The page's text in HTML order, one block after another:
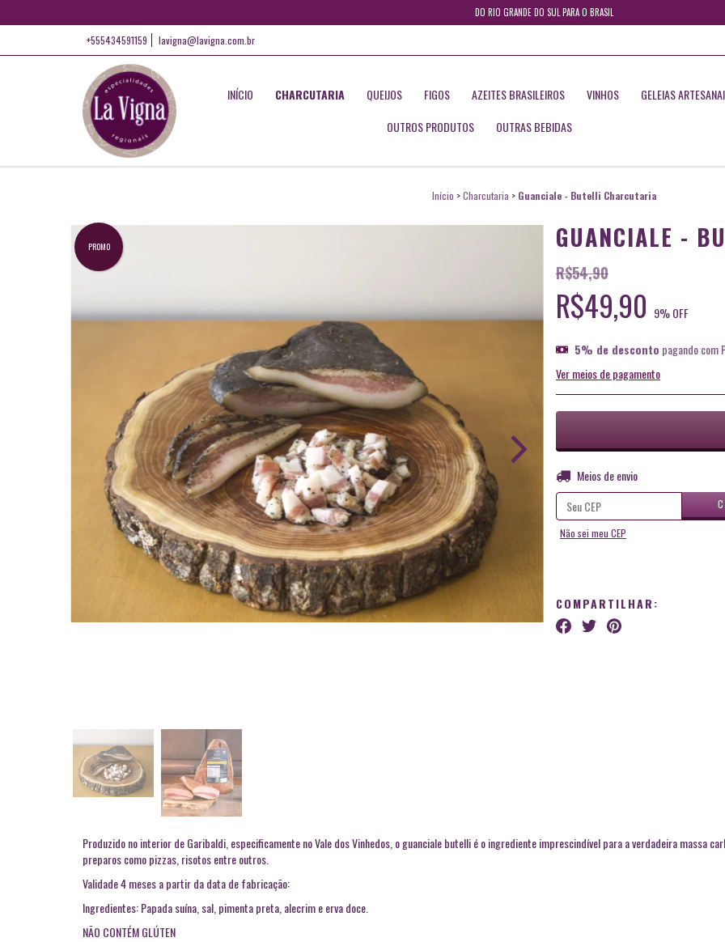
DO RIO GRANDE DO SUL PARA O BRASIL
+555434591159 lavigna@lavigna.com.br
INÍCIO CHARCUTARIA QUEIJOS FIGOS AZEITES BRASILEIROS VINHOS
GELEIAS
OUTROS PRODUTOS
OUTRAS BEBIDAS
Início > Charcutaria > Guanciale - Butelli Charcutaria
PROMO GUANCIALE -
R$54,90
R$49,90 9% OFF
5% de desconto pagando com
Ver meios de pagamento
Entregas para o CEP:
Meios de envio
Não sei meu CEP
COMPARTILHAR:
Produzido no interior de Garibaldi, especificamente no Vale dos Vinhedos, o guanciale butelli é o ingrediente imprescindível para a verdadeira massa
preparos como pizzas, risotos entre outros.
Validade 4 meses a partir da data de fabricação:
Ingredientes: Papada suína, sal, pimenta preta, alecrim e erva doce.
NÃO CONTÉM GLÚTEN